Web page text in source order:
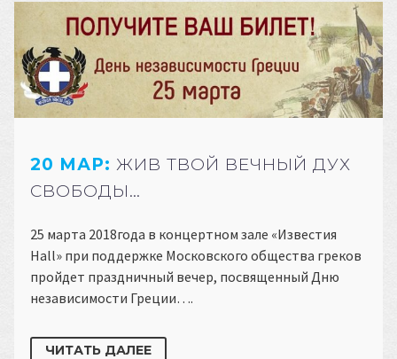
20 МАР: ЖИВ ТВОЙ ВЕЧНЫЙ ДУХ
СВОБОДЫ…
25 марта 2018года в концертном зале «Известия
Hall» при поддержке Московского общества греков
пройдет праздничный вечер, посвященный Дню
независимости Греции….
ЧИТАТЬ ДАЛЕЕ